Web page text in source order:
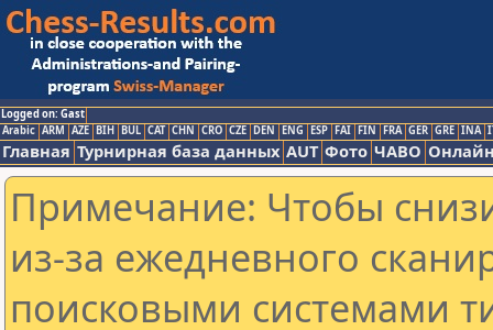
Logged on: Gast
Arabic ARM AZE BIH BUL CAT CHN CRO CZE DEN ENG ESP FAI FIN FRA GER GRE INA
Главная Турнирная база данных AUT Фото ЧАВО
Примечание: Чтобы
из-за ежедневного
поисковыми системами